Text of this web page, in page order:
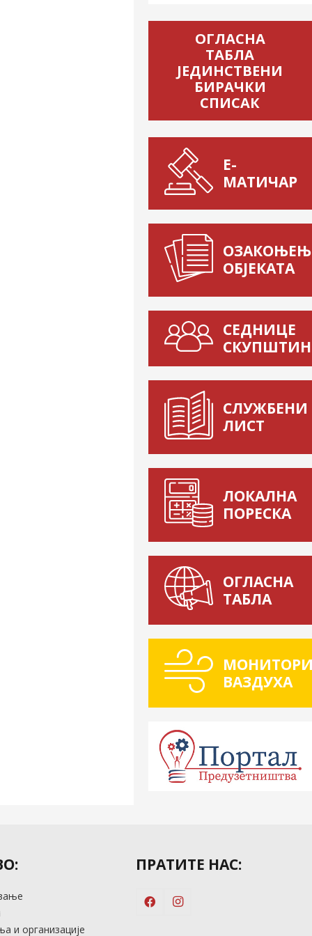
ОГЛАСНА
ТАБЛА
ЈЕДИНСТВЕНИ
БИРАЧКИ
СПИСАК
Е-
МАТИЧАР
ОБЈЕКАТА
СЕДНИЦЕ
СЛУЖБЕНИ
ЛИСТ
ЛОКАЛНА
ПОРЕСКА
ОГЛАСНА
ТАБЛА
ВАЗДУХА
и организације
ПРАТИТЕ НАС: